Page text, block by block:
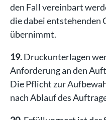
den Fall vereinbart
die dabei entstehenden
übernimmt.
19.Druckunterlagen
Anforderung an den
Die Pflicht zur
nach Ablauf des